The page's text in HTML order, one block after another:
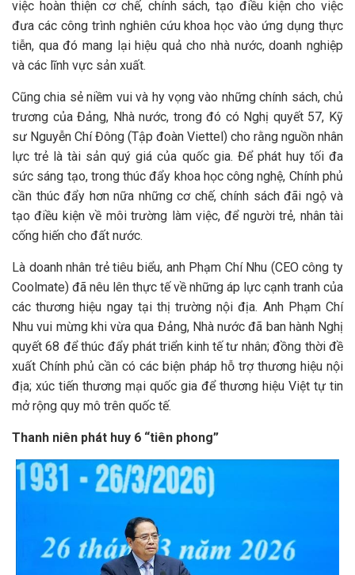
việc hoàn thiện cơ chế, chính sách, tạo điều kiện cho việc
đưa các công trình nghiên cứu khoa học vào ứng dụng thực
tiễn, qua đó mang lại hiệu quả cho nhà nước, doanh nghiệp
và các lĩnh vực sản xuất.
Cũng chia sẻ niềm vui và hy vọng vào những chính sách, chủ
trương của Đảng, Nhà nước, trong đó có Nghị quyết 57, Kỹ
sư Nguyễn Chí Đông (Tập đoàn Viettel) cho rằng nguồn nhân
lực trẻ là tài sản quý giá của quốc gia. Để phát huy tối đa
sức sáng tạo, trong thúc đẩy khoa học công nghệ, Chính phủ
cần thúc đẩy hơn nữa những cơ chế, chính sách đãi ngộ và
tạo điều kiện về môi trường làm việc, để người trẻ, nhân tài
cống hiến cho đất nước.
Là doanh nhân trẻ tiêu biểu, anh Phạm Chí Nhu (CEO công ty
Coolmate) đã nêu lên thực tế về những áp lực cạnh tranh của
các thương hiệu ngay tại thị trường nội địa. Anh Phạm Chí
Nhu vui mừng khi vừa qua Đảng, Nhà nước đã ban hành Nghị
quyết 68 để thúc đẩy phát triển kinh tế tư nhân; đồng thời đề
xuất Chính phủ cần có các biện pháp hỗ trợ thương hiệu nội
địa; xúc tiến thương mại quốc gia để thương hiệu Việt tự tin
mở rộng quy mô trên quốc tế.
Thanh niên phát huy 6 “tiên phong”